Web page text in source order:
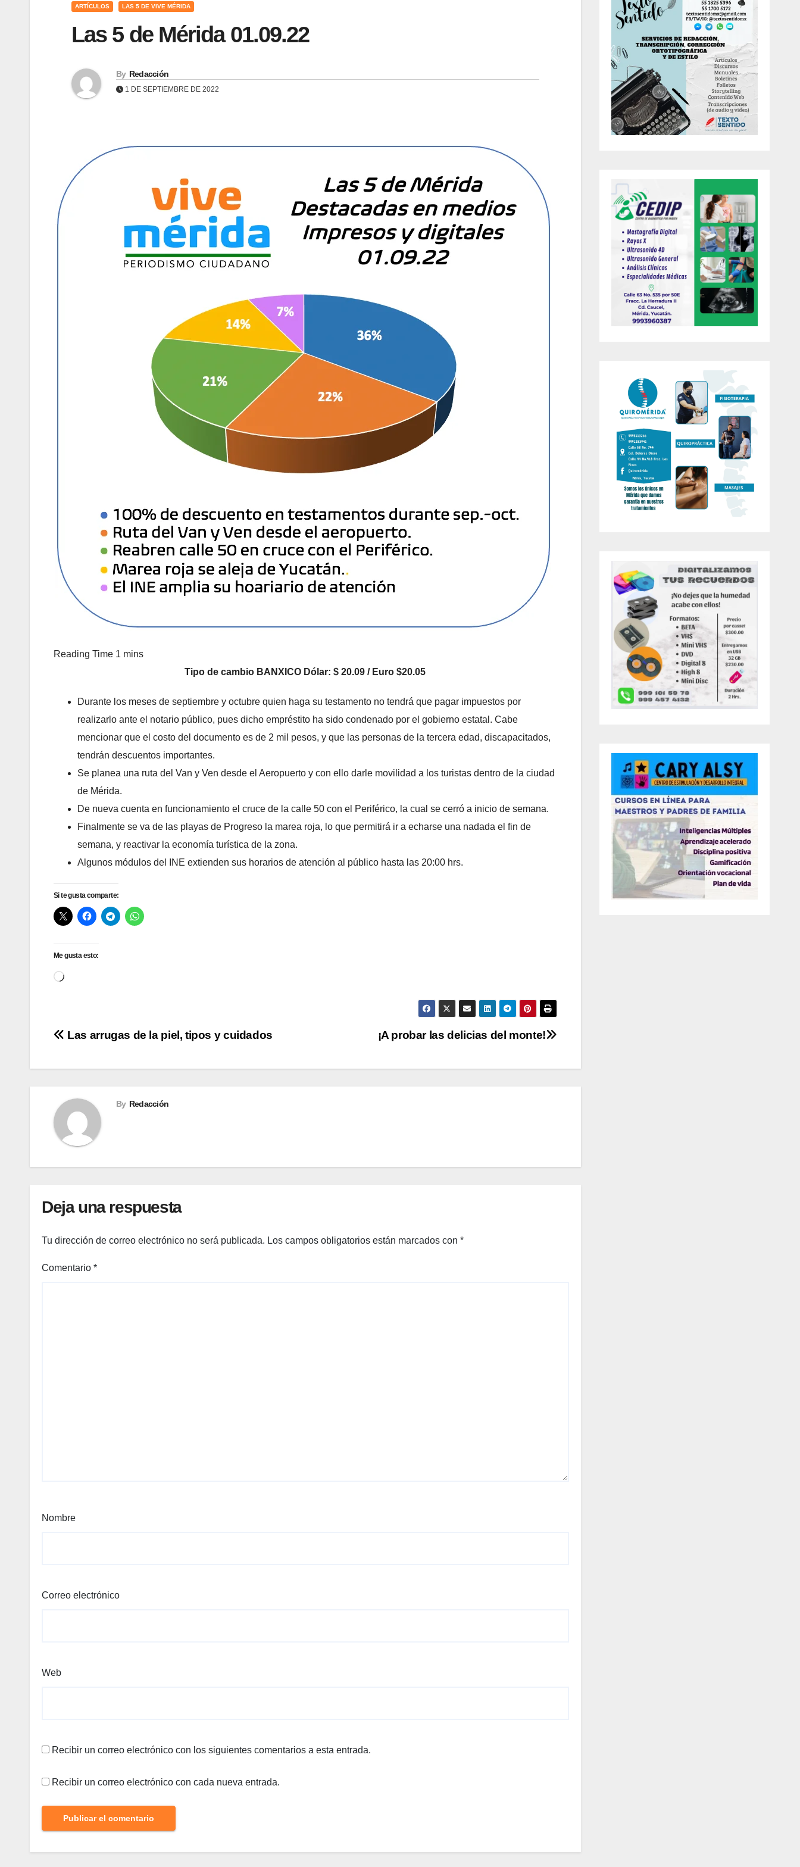
ARTÍCULOS LAS 5 DE VIVE MÉRIDA
Las 5 de Mérida 01.09.22
By Redacción
1 DE SEPTIEMBRE DE 2022
Tipo de cambio BANXICO Dólar: $ 20.09 / Euro $20.05
Durante los meses de septiembre y octubre quien haga su testamento no tendrá que pagar impuestos por
realizarlo ante el notario público, pues dicho empréstito ha sido condenado por el gobierno estatal. Cabe
mencionar que el costo del documento es de 2 mil pesos, y que las personas de la tercera edad, discapacitados,
tendrán descuentos importantes.
Se planea una ruta del Van y Ven desde el Aeropuerto y con ello darle movilidad a los turistas dentro de la ciudad
de Mérida.
De nueva cuenta en funcionamiento el cruce de la calle 50 con el Periférico, la cual se cerró a inicio de semana.
Finalmente se va de las playas de Progreso la marea roja, lo que permitirá ir a echarse una nadada el fin de
semana, y reactivar la economía turística de la zona.
Algunos módulos del INE extienden sus horarios de atención al público hasta las 20:00 hrs.
Si te gusta comparte:
Me gusta esto:
Cargando...
Navegación
de
¡A probar las delicias del monte!
Las arrugas de la piel, tipos y cuidados
By Redacción
Deja una respuesta
Tu dirección de correo electrónico no será publicada. Los campos obligatorios están marcados con *
Comentario *
Nombre
Correo electrónico
Web
Recibir un correo electrónico con los siguientes comentarios a esta entrada.
Recibir un correo electrónico con cada nueva entrada.